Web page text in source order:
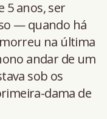
5 anos, ser
— quando há
na última
andar de um
sob os
dama de